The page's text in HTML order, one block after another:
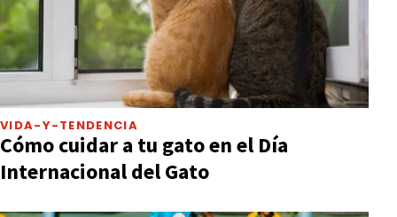
VIDA-Y-TENDENCIA
Cómo cuidar a tu gato en el Día
Internacional del Gato